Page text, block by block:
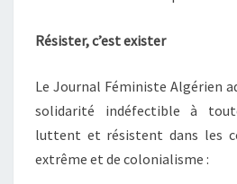
Résister, c’est exister
Le Journal Féministe Algérien
solidarité indéfectible à
luttent et résistent dans les
extrême et de colonialisme :